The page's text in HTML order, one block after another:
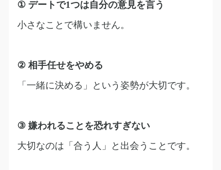
① デートで1つは自分の意見を言う
小さなことで構いません。
② 相手任せをやめる
「一緒に決める」という姿勢が大切です。
③ 嫌われることを恐れすぎない
大切なのは「合う人」と出会うことです。